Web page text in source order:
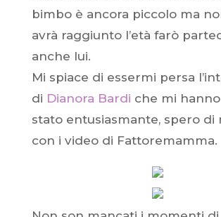
bimbo è ancora piccolo ma
avrà raggiunto l’età farò
anche lui.
Mi spiace di essermi persa
di Dianora Bardi che mi
stato entusiasmante, spero di
con i video di Fattoremamma.